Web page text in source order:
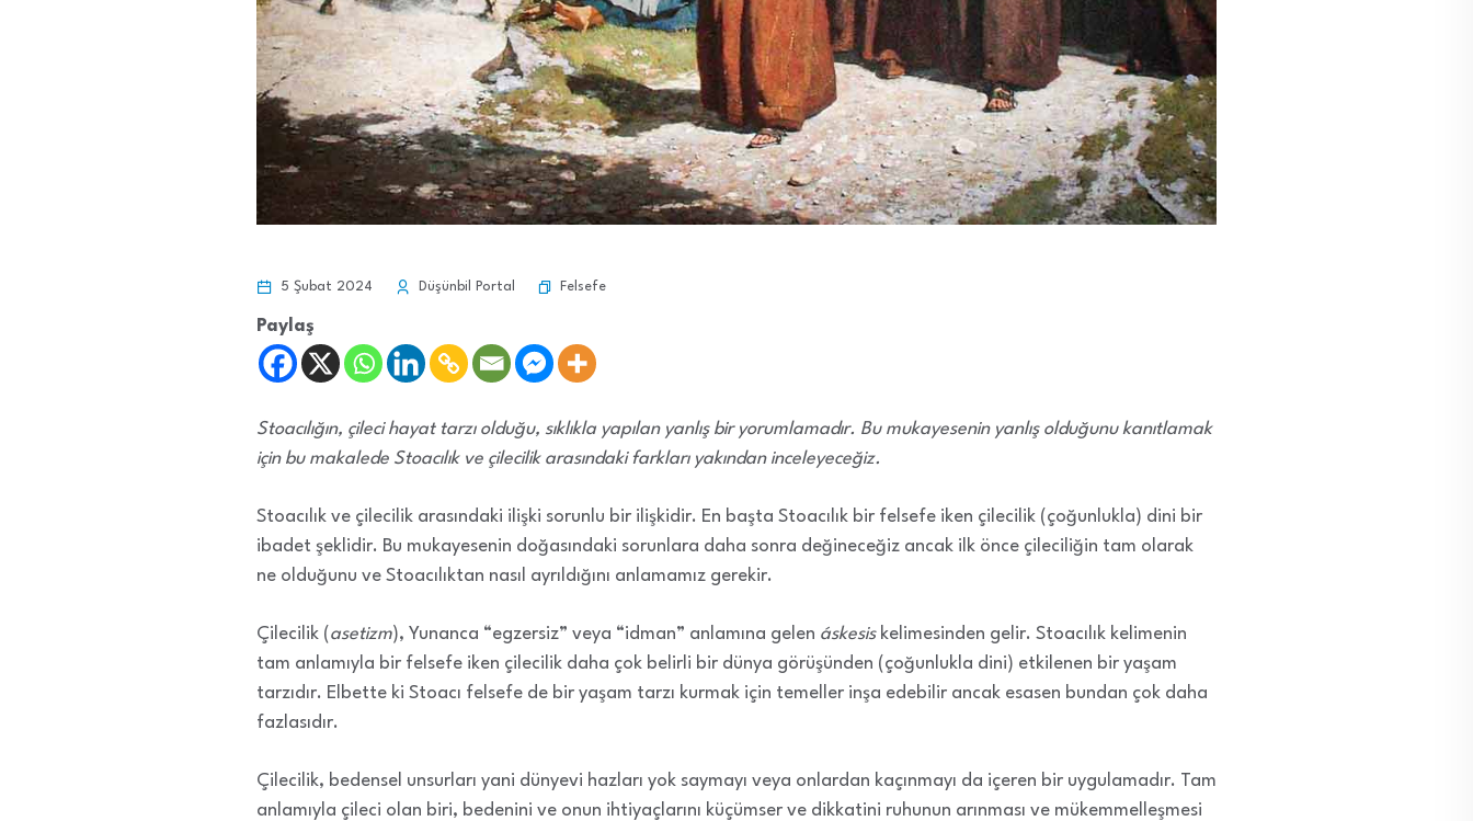
5 Şubat 2024 Düşünbil Portal Felsefe
Paylaş
Stoacılığın, çileci hayat tarzı olduğu, sıklıkla yapılan yanlış bir yorumlamadır. Bu mukayesenin yanlış olduğunu kanıtlamak
için bu makalede Stoacılık ve çilecilik arasındaki farkları yakından inceleyeceğiz.
Stoacılık ve çilecilik arasındaki ilişki sorunlu bir ilişkidir. En başta Stoacılık bir felsefe iken çilecilik (çoğunlukla) dini bir
ibadet şeklidir. Bu mukayesenin doğasındaki sorunlara daha sonra değineceğiz ancak ilk önce çileciliğin tam olarak
ne olduğunu ve Stoacılıktan nasıl ayrıldığını anlamamız gerekir.
Çilecilik (asetizm), Yunanca “egzersiz” veya “idman” anlamına gelen áskesiskelimesinden gelir. Stoacılık kelimenin
tam anlamıyla bir felsefe iken çilecilik daha çok belirli bir dünya görüşünden (çoğunlukla dini) etkilenen bir yaşam
tarzıdır. Elbette ki Stoacı felsefe de bir yaşam tarzı kurmak için temeller inşa edebilir ancak esasen bundan çok daha
fazlasıdır.
Çilecilik, bedensel unsurları yani dünyevi hazları yok saymayı veya onlardan kaçınmayı da içeren bir uygulamadır. Tam
anlamıyla çileci olan biri, bedenini ve onun ihtiyaçlarını küçümser ve dikkatini ruhunun arınması ve mükemmelleşmesi